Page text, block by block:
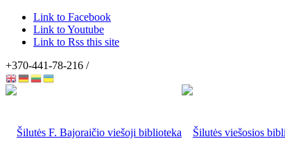
Link to Facebook
Link to Youtube
Link to Rss this site
+370-441-78-216 /